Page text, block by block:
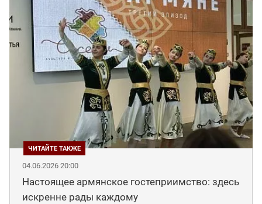
04.06.2026 20:00
Настоящее армянское гостеприимство: здесь
искренне рады каждому